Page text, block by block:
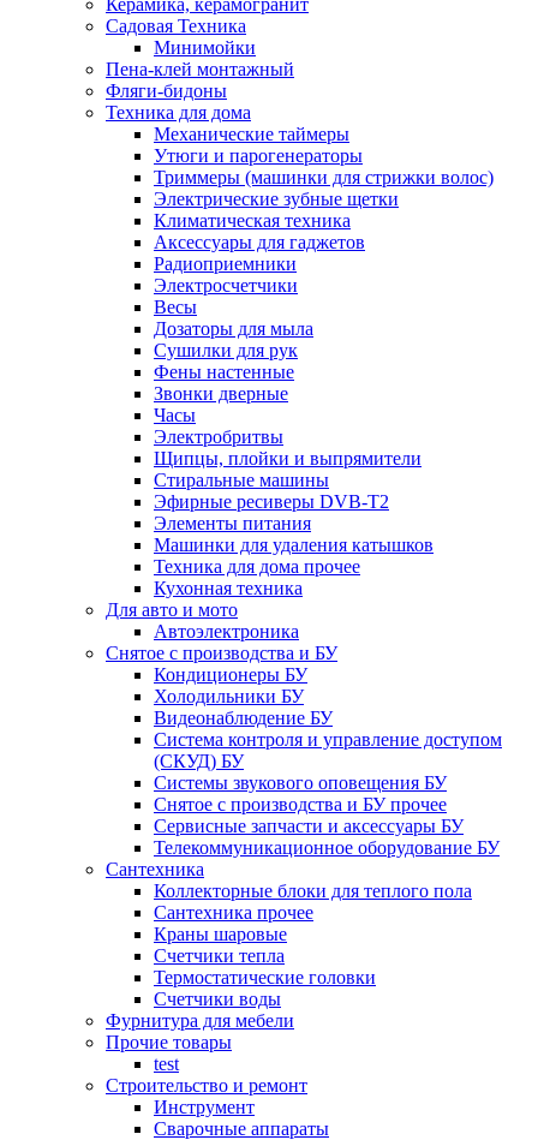
Керамика, керамогранит
Садовая Техника
Минимойки
Пена-клей монтажный
Фляги-бидоны
Техника для дома
Механические таймеры
Утюги и парогенераторы
Триммеры (машинки для стрижки волос)
Электрические зубные щетки
Климатическая техника
Аксессуары для гаджетов
Радиоприемники
Электросчетчики
Весы
Дозаторы для мыла
Сушилки для рук
Фены настенные
Звонки дверные
Часы
Электробритвы
Щипцы, плойки и выпрямители
Стиральные машины
Эфирные ресиверы DVB-T2
Элементы питания
Машинки для удаления катышков
Техника для дома прочее
Кухонная техника
Для авто и мото
Автоэлектроника
Снятое с производства и БУ
Кондиционеры БУ
Холодильники БУ
Видеонаблюдение БУ
Система контроля и управление доступом
(СКУД) БУ
Системы звукового оповещения БУ
Снятое с производства и БУ прочее
Сервисные запчасти и аксессуары БУ
Телекоммуникационное оборудование БУ
Сантехника
Коллекторные блоки для теплого пола
Сантехника прочее
Краны шаровые
Счетчики тепла
Термоcтатические головки
Счетчики воды
Фурнитура для мебели
Прочие товары
test
Строительство и ремонт
Инструмент
Сварочные аппараты